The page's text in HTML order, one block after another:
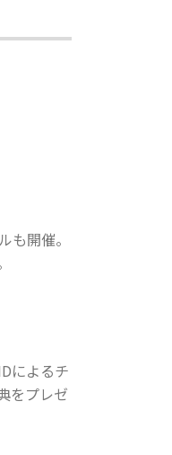
も開催。
によるチ
をプレゼ